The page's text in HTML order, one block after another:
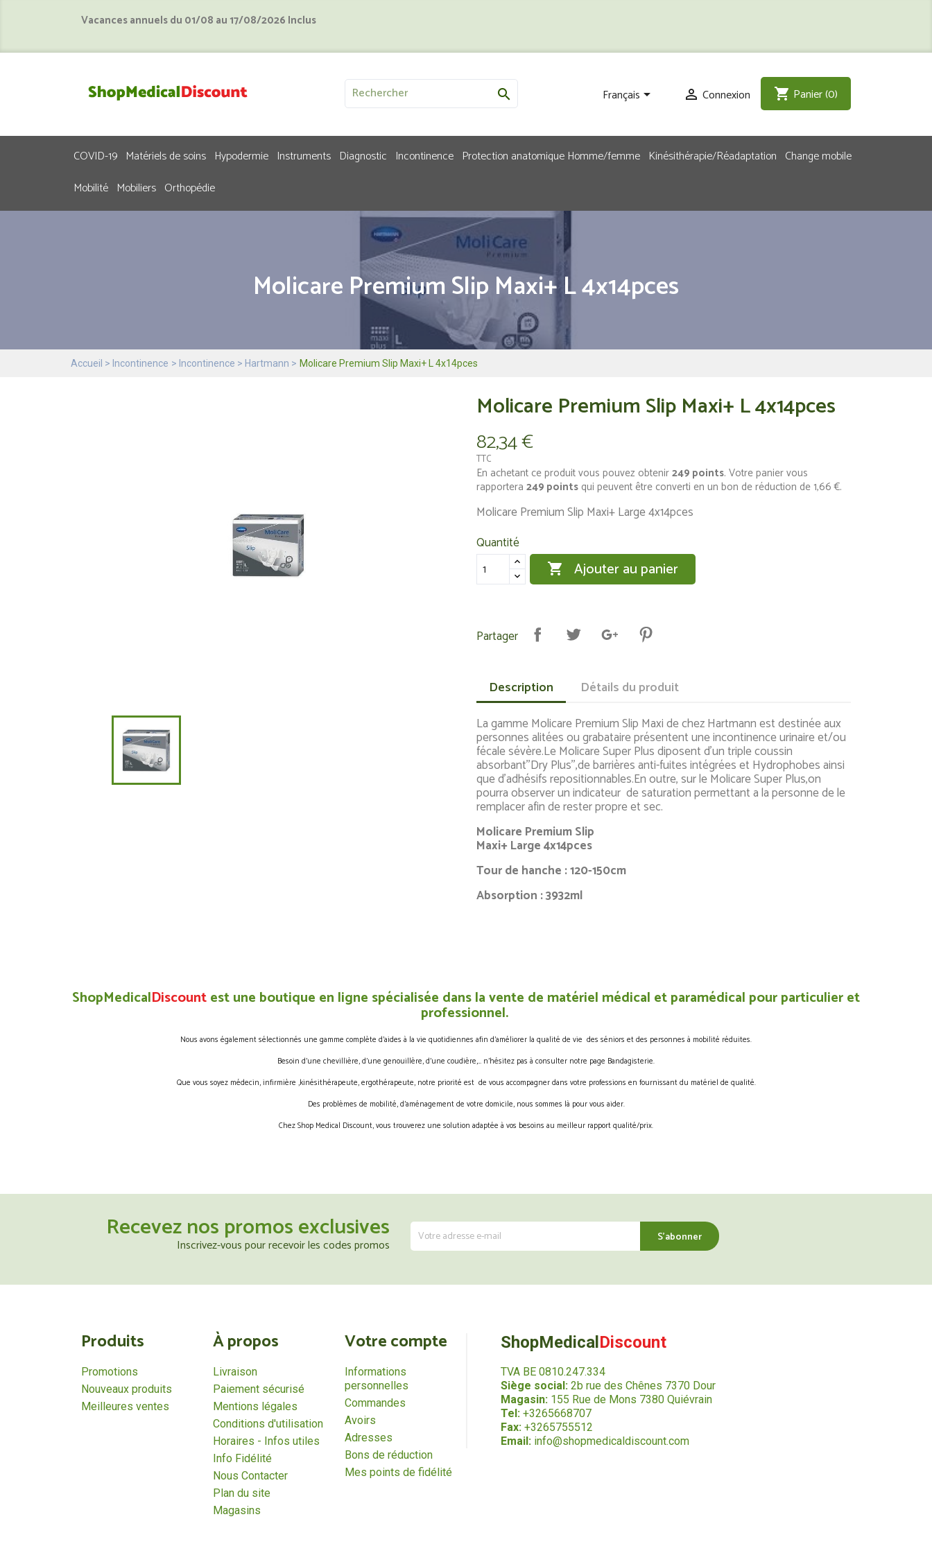
Vacances annuels du 01/08 au 17/08/2026 Inclus
 Français  Connexion shopping_cart Panier(0)
COVID-19 Matériels de soins Hypodermie Instruments Diagnostic Incontinence Protection anatomique Homme/femme Kinésithérapie/Réadaptation Change mobile
Mobilité Mobiliers Orthopédie
Molicare Premium Slip Maxi+ L 4x14pces
Accueil Incontinence Incontinence Hartmann Molicare Premium Slip Maxi+ L 4x14pces
Molicare Premium Slip Maxi+ L 4x14pces
82,34 €
TTC
En achetant ce produit vous pouvez obtenir249 points. Votre panier vous
rapportera 249 points qui peuvent être converti en un bon de réduction de1,66 €.
Molicare Premium Slip Maxi+ Large 4x14pces
Quantité
 Ajouter au panier
Partager
Description Détails du produit
La gamme Molicare Premium Slip Maxi de chez Hartmann est destinée aux
personnes alitées ou grabataire présentent une incontinence urinaire et/ou
fécale sévère.Le Molicare Super Plus diposent d'un triple coussin
absorbant''Dry Plus'',de barrières anti-fuites intégrées et Hydrophobes ainsi
que d'adhésifs repositionnables.En outre, sur le Molicare Super Plus,on
pourra observer un indicateur de saturation permettant a la personne de le
remplacer afin de rester propre et sec.
Molicare Premium Slip
Maxi+ Large 4x14pces
Tour de hanche : 120-150cm
Absorption : 3932ml
ShopMedicalDiscountest une boutique en ligne spécialisée dans la vente de matériel médical et paramédical pour particulier et
professionnel.
Nous avons également sélectionnés une gamme complète d’aides à la vie quotidiennes afin d’améliorer la qualité de vie des séniors et des personnes à mobilité réduites.
Besoin d’une chevillière, d’une genouillère, d’une coudière,… n’hésitez pas à consulter notre page Bandagisterie.
Que vous soyez médecin, infirmière ,kinésithérapeute, ergothérapeute, notre priorité est de vous accompagner dans votre professions en fournissant du matériel de qualité.
Des problèmes de mobilité, d’aménagement de votre domicile, nous sommes là pour vous aider.
Chez Shop Medical Discount, vous trouverez une solution adaptée à vos besoins au meilleur rapport qualité/prix.
Recevez nos promos exclusives
Inscrivez-vous pour recevoir les codes promos
Produits
Promotions
Nouveaux produits
Meilleures ventes
À propos
Livraison
Paiement sécurisé
Mentions légales
Conditions d'utilisation
Horaires - Infos utiles
Info Fidélité
Nous Contacter
Plan du site
Magasins
Votre compte
Informations
personnelles
Commandes
Avoirs
Adresses
Bons de réduction
Mes points de fidélité
ShopMedical Discount
TVA BE 0810.247.334
Siège social:2b rue des Chênes 7370 Dour
Magasin:155 Rue de Mons 7380 Quiévrain
Tel: +3265668707
Fax: +3265755512
Email: info@shopmedicaldiscount.com